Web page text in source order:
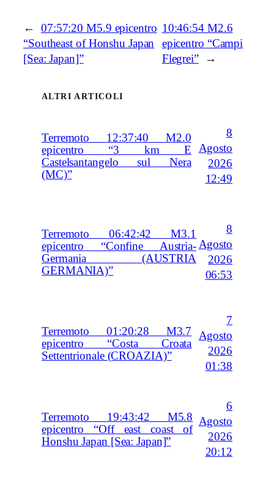
←
07:57:20 M5.9 epicentro
“Southeast of Honshu Japan
[Sea: Japan]”
10:46:54 M2.6
epicentro “Campi
Flegrei”
→
ALTRI ARTICOLI
Terremoto 12:37:40 M2.0
epicentro “3 km E
Castelsantangelo sul Nera
(MC)”
8
Agosto
2026
12:49
Terremoto 06:42:42 M3.1
epicentro “Confine Austria-
Germania (AUSTRIA
GERMANIA)”
8
Agosto
2026
06:53
Terremoto 01:20:28 M3.7
epicentro “Costa Croata
Settentrionale (CROAZIA)”
7
Agosto
2026
01:38
Terremoto 19:43:42 M5.8
epicentro “Off east coast of
Honshu Japan [Sea: Japan]”
6
Agosto
2026
20:12